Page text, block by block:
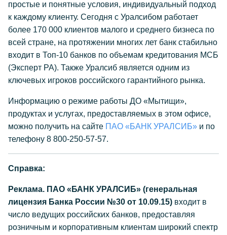
простые и понятные условия, индивидуальный подход
к каждому клиенту. Сегодня с Уралсибом работает
более 170 000 клиентов малого и среднего бизнеса по
всей стране, на протяжении многих лет банк стабильно
входит в Топ-10 банков по объемам кредитования МСБ
(Эксперт РА). Также Уралсиб является одним из
ключевых игроков российского гарантийного рынка.
Информацию о режиме работы ДО «Мытищи»,
продуктах и услугах, предоставляемых в этом офисе,
можно получить на сайте ПАО «БАНК УРАЛСИБ» и по
телефону 8 800-250-57-57.
Справка:
Реклама. ПАО «БАНК УРАЛСИБ» (генеральная
лицензия Банка России №30 от 10.09.15) входит в
число ведущих российских банков, предоставляя
розничным и корпоративным клиентам широкий спектр